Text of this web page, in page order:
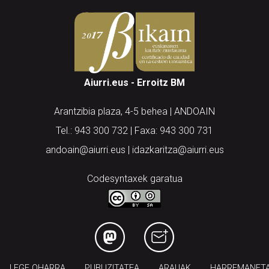
Aiurri.eus - Erroitz BM
Arantzibia plaza, 4-5 behea | ANDOAIN
Tel.: 943 300 732 | Faxa: 943 300 731
andoain@aiurri.eus | idazkaritza@aiurri.eus
Codesyntaxek garatua